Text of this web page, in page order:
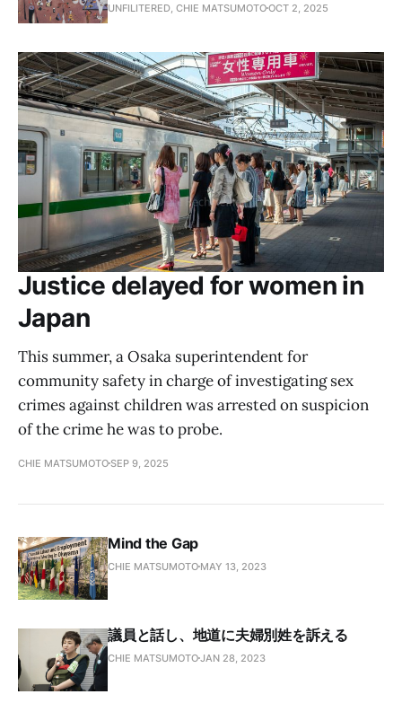
UNFILITERED, CHIE MATSUMOTOOCT 2, 2025
Justice delayed for women in
Japan
This summer, a Osaka superintendent for
community safety in charge of investigating sex
crimes against children was arrested on suspicion
of the crime he was to probe.
CHIE MATSUMOTOSEP 9, 2025
Mind the Gap
CHIE MATSUMOTO MAY 13, 2023
議員と話し、地道に夫婦別姓を訴える
CHIE MATSUMOTOJAN 28, 2023